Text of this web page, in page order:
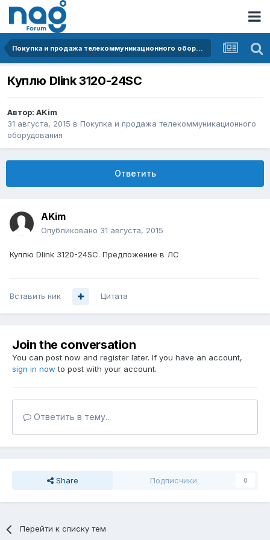
Покупка и продажа телекоммуникационного оборудования
Куплю Dlink 3120-24SC
Автор: AKim
31 августа, 2015 в Покупка и продажа телекоммуникационного
оборудования
Ответить
AKim
Опубликовано 31 августа, 2015
Куплю Dlink 3120-24SC. Предложение в ЛС
Вставить ник Цитата
Join the conversation
You can post now and register later. If you have an account,
sign in now to post with your account.
Ответить в тему...
Share Подписчики 0
Перейти к списку тем